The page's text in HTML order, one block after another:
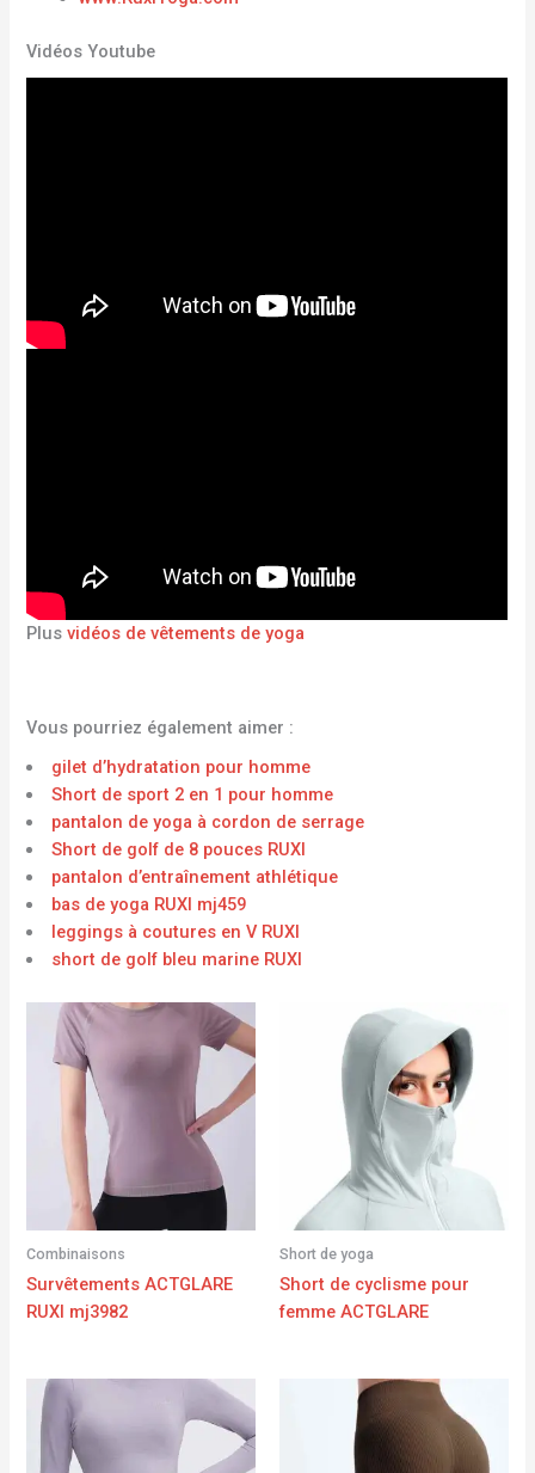
Vidéos Youtube
Plusvidéos de vêtements de yoga
Vous pourriez également aimer :
gilet d’hydratation pour homme
Short de sport 2 en 1 pour homme
pantalon de yoga à cordon de serrage
Short de golf de 8 pouces RUXI
pantalon d’entraînement athlétique
bas de yoga RUXI mj459
leggings à coutures en V RUXI
short de golf bleu marine RUXI
Combinaisons
Survêtements ACTGLARE
RUXI mj3982
Short de yoga
Short de cyclisme pour
femme ACTGLARE